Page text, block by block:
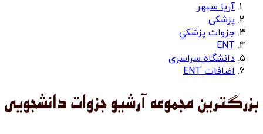
آریا سپهر
پزشکی
جزوات پزشكي
ENT
دانشگاه سراسری
اضافات ENT